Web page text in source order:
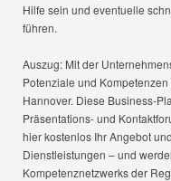
Hilfe sein und eventuelle
führen.
Auszug: Mit der
Potenziale und
Hannover. Diese Business-
Präsentations- und
hier kostenlos Ihr Angebot
Dienstleistungen – und
Kompetenznetzwerks der